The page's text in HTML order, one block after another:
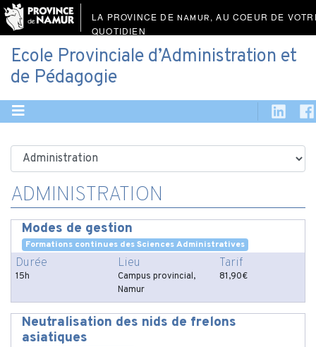
LA PROVINCE DE NAMUR, AU COEUR DE
QUOTIDIEN
Ecole Provinciale d’Administration et
de Pédagogie
ADMINISTRATION
Modes de gestion
Formations continues des Sciences Administratives
Durée
15h
Lieu
Campus provincial,
Namur
Tarif
81,90€
Neutralisation des nids de frelons
asiatiques